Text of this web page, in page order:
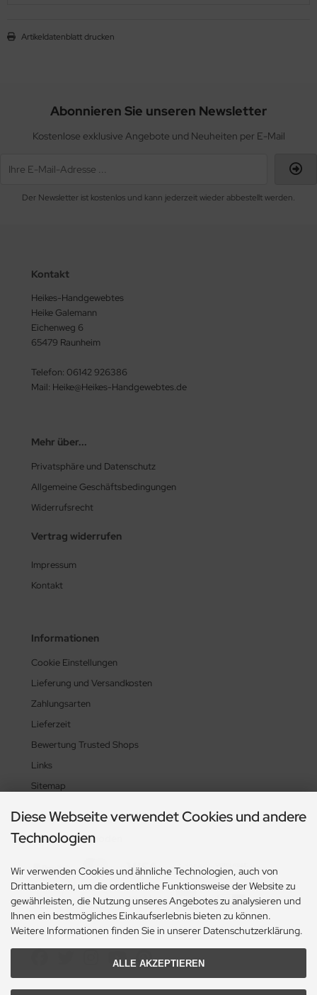
Artikeldatenblatt drucken
Abonnieren Sie unseren Newsletter
Kostenlose exklusive Angebote und Neuheiten per E-Mail
Der Newsletter ist kostenlos und kann jederzeit wieder abbestellt werden.
Kontakt
Heikes-Handgewebtes
Heike Galemann
Eichenweg 6
65479 Raunheim
Telefon: 06142 926386
Mail: Heike@Heikes-Handgewebtes.de
Mehr über...
Privatsphäre und Datenschutz
Allgemeine Geschäftsbedingungen
Widerrufsrecht
Vertrag widerrufen
Impressum
Kontakt
Informationen
Cookie Einstellungen
Lieferung und Versandkosten
Zahlungsarten
Lieferzeit
Bewertung Trusted Shops
Links
Sitemap
Zahlungsmethoden
Social Media
Diese Webseite verwendet Cookies und andere
Technologien
Wir verwenden Cookies und ähnliche Technologien, auch von
Drittanbietern, um die ordentliche Funktionsweise der Website zu
gewährleisten, die Nutzung unseres Angebotes zu analysieren und
Ihnen ein bestmögliches Einkaufserlebnis bieten zu können.
Weitere Informationen finden Sie in unserer Datenschutzerklärung.
ALLE AKZEPTIEREN